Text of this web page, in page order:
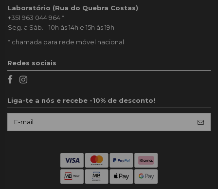
Laboratório (Rua do Quebra Costas)
+351 963 044 964*
Seg. a Sáb. - 10h às 14h e 15h às 19h
* chamada para rede móvel nacional
Redes sociais
Liga-te a nós e recebe -10% de desconto!